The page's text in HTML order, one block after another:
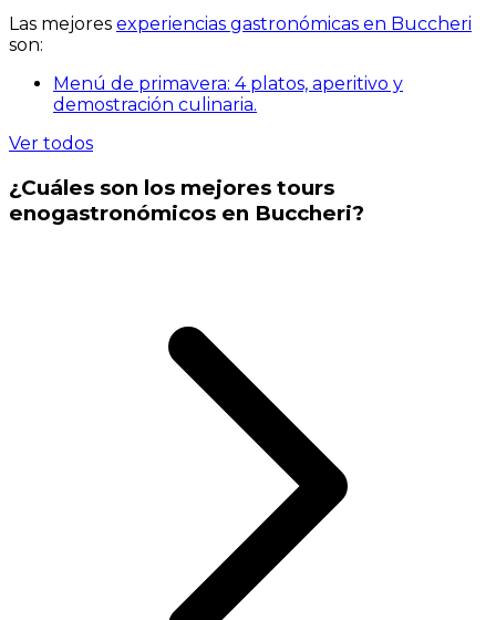
Las mejores experiencias gastronómicas en Buccheri
son:
Menú de primavera: 4 platos, aperitivo y
demostración culinaria.
Ver todos
¿Cuáles son los mejores tours
enogastronómicos en Buccheri?